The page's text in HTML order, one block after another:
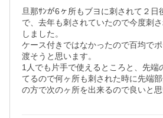
旦那ｻﾝが6ヶ所もブヨに刺されて２日
で、去年も刺されていたので今度刺
しました。
ケース付きではなかったので百均で
渡そうと思います。
1人でも片手で使えるところと、先端
てるので何ヶ所も刺された時に先端
の方で次のヶ所を出来るので良いと思